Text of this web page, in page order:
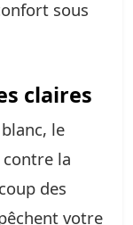
sous
claires
le
la
des
votre